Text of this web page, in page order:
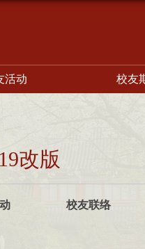
活动 校友
改版
校友联络